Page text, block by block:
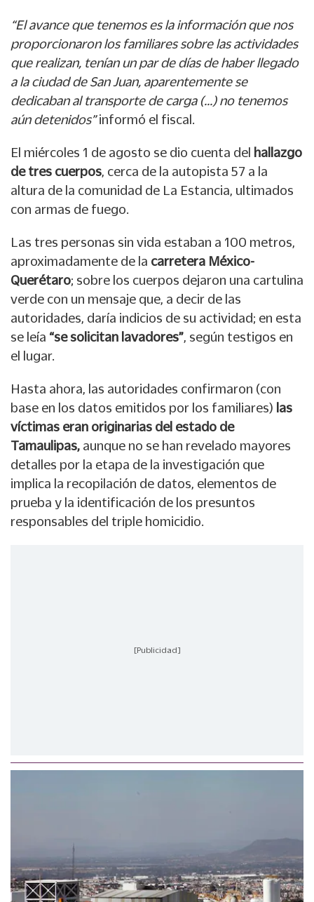
“El avance que tenemos es la información que nos
proporcionaron los familiares sobre las actividades
que realizan, tenían un par de días de haber llegado
a la ciudad de San Juan, aparentemente se
dedicaban al transporte de carga (…) no tenemos
aún detenidos”informó el fiscal.
El miércoles 1 de agosto se dio cuenta del hallazgo
de tres cuerpos, cerca de la autopista 57 a la
altura de la comunidad de La Estancia, ultimados
con armas de fuego.
Las tres personas sin vida estaban a 100 metros,
aproximadamente de la carretera México-
Querétaro; sobre los cuerpos dejaron una cartulina
verde con un mensaje que, a decir de las
autoridades, daría indicios de su actividad; en esta
se leía “se solicitan lavadores”, según testigos en
el lugar.
Hasta ahora, las autoridades confirmaron (con
base en los datos emitidos por los familiares) las
víctimas eran originarias del estado de
Tamaulipas, aunque no se han revelado mayores
detalles por la etapa de la investigación que
implica la recopilación de datos, elementos de
prueba y la identificación de los presuntos
responsables del triple homicidio.
[Publicidad]